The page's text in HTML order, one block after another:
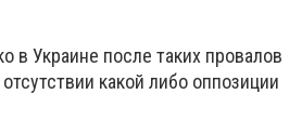
в Украине после таких провалов
какой либо оппозиции